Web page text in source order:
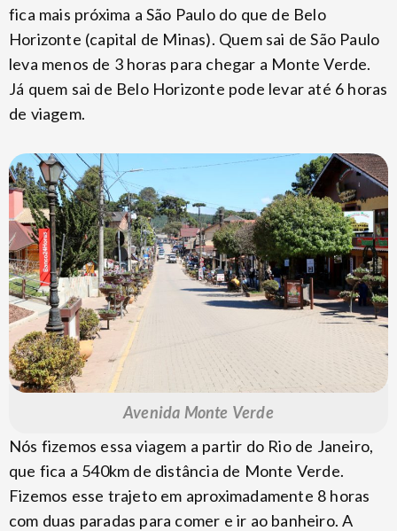
fica mais próxima a São Paulo do que de Belo
Horizonte (capital de Minas). Quem sai de São Paulo
leva menos de 3 horas para chegar a Monte Verde.
Já quem sai de Belo Horizonte pode levar até 6 horas
de viagem.
Avenida Monte Verde
Nós fizemos essa viagem a partir do Rio de Janeiro,
que fica a 540km de distância de Monte Verde.
Fizemos esse trajeto em aproximadamente 8 horas
com duas paradas para comer e ir ao banheiro. A